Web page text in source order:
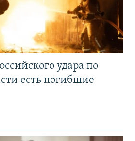
удара по
есть погибшие